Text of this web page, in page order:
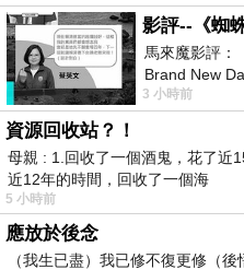
疾病有百百種 每個人都
病：是心理上的障礙
比方說 看見某人身體上
也有相同的症狀出現
人常常因為生理上的不舒
又因不舒服 就控制了人
死胡同
（此病從顛倒起，無有定
矣）
所以應將空洞幻想的想
馬來魔影評：
Brand New
之】：一個失
3 小時前
資源回收站？！
母親 : 1.回收了一個酒鬼，花
近12年的時間，回收了一個海
5 小時前
應放於後念
（我生已盡）我已修不復更修（